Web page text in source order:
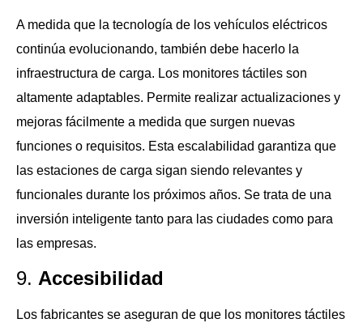
A medida que la tecnología de los vehículos eléctricos
continúa evolucionando, también debe hacerlo la
infraestructura de carga. Los monitores táctiles son
altamente adaptables. Permite realizar actualizaciones y
mejoras fácilmente a medida que surgen nuevas
funciones o requisitos. Esta escalabilidad garantiza que
las estaciones de carga sigan siendo relevantes y
funcionales durante los próximos años. Se trata de una
inversión inteligente tanto para las ciudades como para
las empresas.
9. Accesibilidad
Los fabricantes se aseguran de que los monitores táctiles